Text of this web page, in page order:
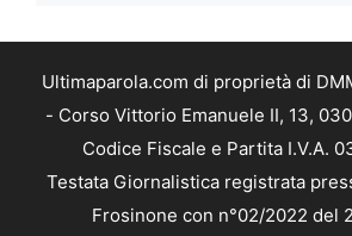
Ultimaparola.com di proprietà di
- Corso Vittorio Emanuele II, 13,
Codice Fiscale e Partita I.V.A.
Testata Giornalistica registrata
Frosinone con n°02/2022 del